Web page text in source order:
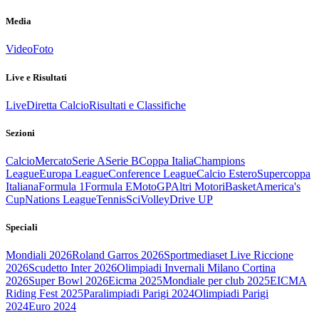
Media
VideoFoto
Live e Risultati
LiveDiretta CalcioRisultati e Classifiche
Sezioni
CalcioMercatoSerie ASerie BCoppa ItaliaChampions
LeagueEuropa LeagueConference LeagueCalcio EsteroSupercoppa
ItalianaFormula 1Formula EMotoGPAltri MotoriBasketAmerica's
CupNations LeagueTennisSciVolleyDrive UP
Speciali
Mondiali 2026Roland Garros 2026Sportmediaset Live Riccione
2026Scudetto Inter 2026Olimpiadi Invernali Milano Cortina
2026Super Bowl 2026Eicma 2025Mondiale per club 2025EICMA
Riding Fest 2025Paralimpiadi Parigi 2024Olimpiadi Parigi
2024Euro 2024